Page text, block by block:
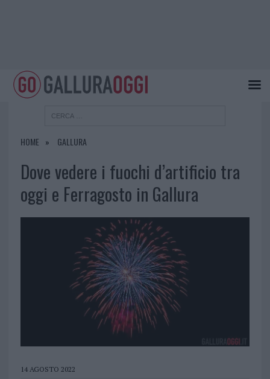
HOME GALLURA
Dove vedere i fuochi d’artificio tra
oggi e Ferragosto in Gallura
14 AGOSTO 2022